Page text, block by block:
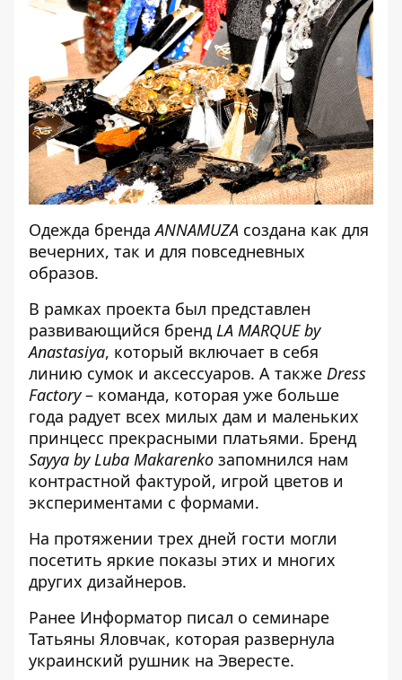
Одежда бренда ANNAMUZA создана как для
вечерних, так и для повседневных
образов.
В рамках проекта был представлен
развивающийся бренд LA MARQUE by
Anastasiya, который включает в себя
линию сумок и аксессуаров. А также Dress
Factory– команда, которая уже больше
года радует всех милых дам и маленьких
принцесс прекрасными платьями. Бренд
Sayya by Luba Makarenko запомнился нам
контрастной фактурой, игрой цветов и
экспериментами с формами.
На протяжении трех дней гости могли
посетить яркие показы этих и многих
других дизайнеров.
Ранее Информатор писал о семинаре
Татьяны Яловчак, которая развернула
украинский рушник на Эвересте.